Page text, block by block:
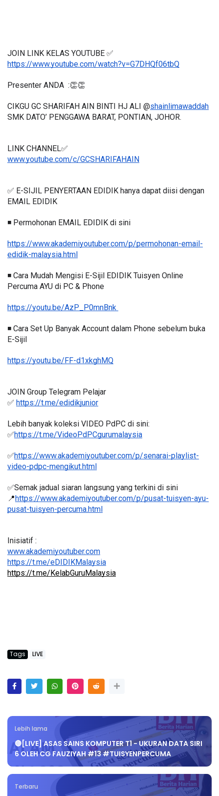
JOIN LINK KELAS YOUTUBE ✅
https://www.youtube.com/watch?v=G7DHQf06tbQ
Presenter ANDA  :👏👏
CIKGU GC SHARIFAH AIN BINTI HJ ALI @shainlimawaddah
SMK DATO’ PENGGAWA BARAT, PONTIAN, JOHOR.
LINK CHANNEL✅
www.youtube.com/c/GCSHARIFAHAIN
✅ E-SIJIL PENYERTAAN EDIDIK hanya dapat diisi dengan
EMAIL EDIDIK
◾️ Permohonan EMAIL EDIDIK di sini
https://www.akademiyoutuber.com/p/permohonan-email-
edidik-malaysia.html
◾️ Cara Mudah Mengisi E-Sijil EDIDIK Tuisyen Online
Percuma AYU di PC & Phone
https://youtu.be/AzP_P0mnBnk
◾️ Cara Set Up Banyak Account dalam Phone sebelum buka
E-Sijil
https://youtu.be/FF-d1xkghMQ
JOIN Group Telegram Pelajar
✅ https://t.me/edidikjunior
Lebih banyak koleksi VIDEO PdPC di sini:
✅https://t.me/VideoPdPCgurumalaysia
✅https://www.akademiyoutuber.com/p/senarai-playlist-
video-pdpc-mengikut.html
✅Semak jadual siaran langsung yang terkini di sini
📍https://www.akademiyoutuber.com/p/pusat-tuisyen-ayu-
pusat-tuisyen-percuma.html
Inisiatif :
www.akademiyoutuber.com
https://t.me/eDIDIKMalaysia
https://t.me/KelabGuruMalaysia
Tags LIVE
Lebih lama
🔴[LIVE] ASAS SAINS KOMPUTER T1 - UKURAN DATA SIRI
6 OLEH CG FAUZIYAH #13 #TUISYENPERCUMA
Terbaru